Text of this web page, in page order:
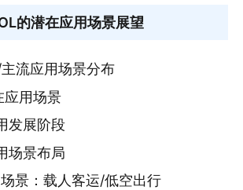
的潜在应用场景展望
流应用场景分布
应用场景
发展阶段
场景布局
景：载人客运/低空出行